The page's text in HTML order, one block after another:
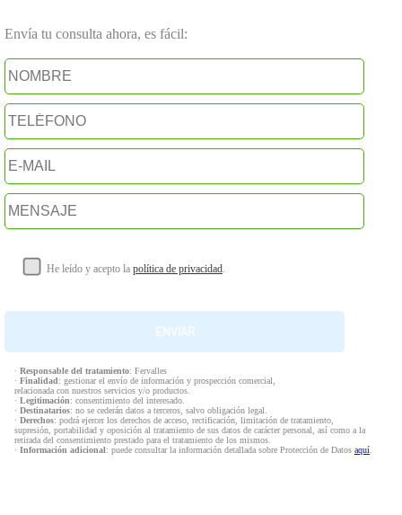
Envía tu consulta ahora, es fácil:
He leído y acepto la política de privacidad.
· Responsable del tratamiento: Fervalles
· Finalidad: gestionar el envío de información y prospección comercial,
relacionada con nuestros servicios y/o productos.
· Legitimación: consentimiento del interesado.
· Destinatarios: no se cederán datos a terceros, salvo obligación legal.
· Derechos: podrá ejercer los derechos de acceso, rectificación, limitación de tratamiento,
supresión, portabilidad y oposición al tratamiento de sus datos de carácter personal, así como a la
retirada del consentimiento prestado para el tratamiento de los mismos.
· Información adicional: puede consultar la información detallada sobre Protección de Datos aquí.